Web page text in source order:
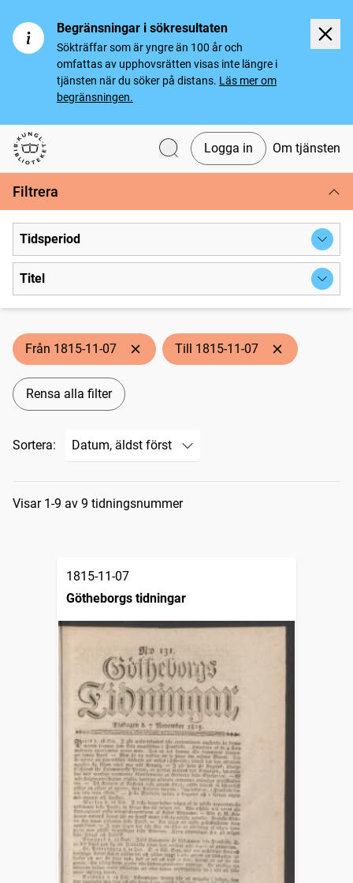
Begränsningar i sökresultaten
Sökträffar som är yngre än 100 år och
omfattas av upphovsrätten visas inte längre i
tjänsten när du söker på distans. Läs mer om
begränsningen.
Svenska tidningar
Logga in Om tjänsten
Filtrera
Tidsperiod
Titel
Från 1815-11-07 Till 1815-11-07
Rensa alla filter
Sortera:
Sökresultat
Visar 1-9 av 9 tidningsnummer
1815-11-07
Götheborgs tidningar